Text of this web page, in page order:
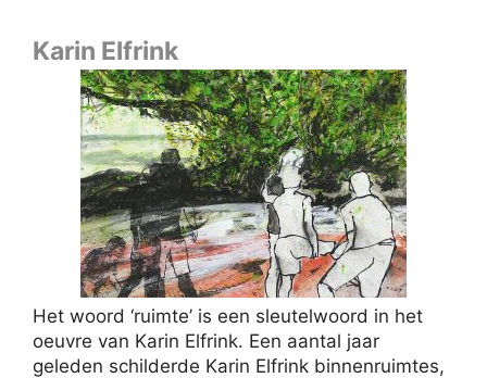
Karin Elfrink
Het woord ‘ruimte’ is een sleutelwoord in het
oeuvre van Karin Elfrink. Een aantal jaar
geleden schilderde Karin Elfrink binnenruimtes,